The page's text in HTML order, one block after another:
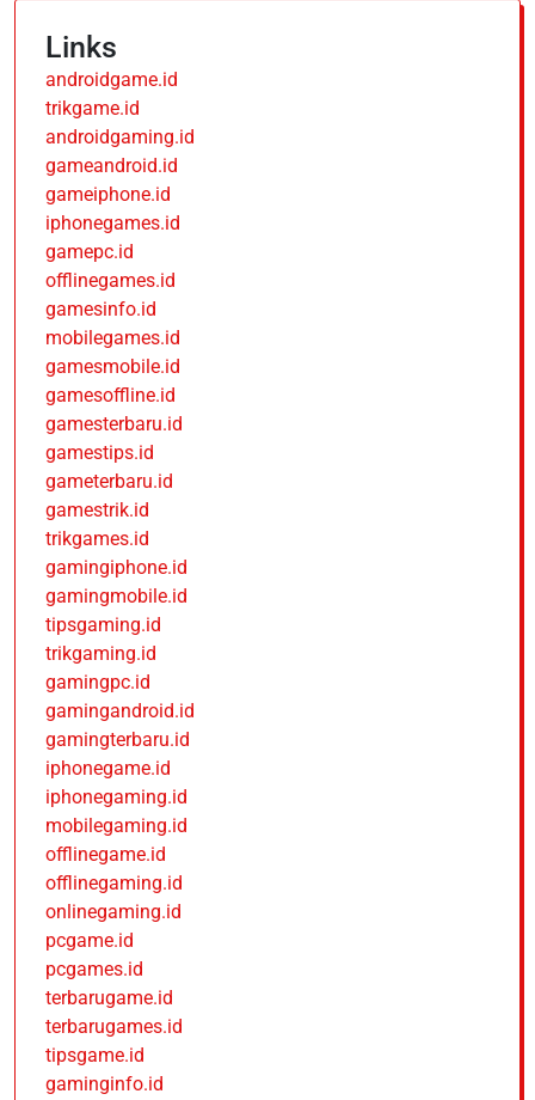
Links
androidgame.id
trikgame.id
androidgaming.id
gameandroid.id
gameiphone.id
iphonegames.id
gamepc.id
offlinegames.id
gamesinfo.id
mobilegames.id
gamesmobile.id
gamesoffline.id
gamesterbaru.id
gamestips.id
gameterbaru.id
gamestrik.id
trikgames.id
gamingiphone.id
gamingmobile.id
tipsgaming.id
trikgaming.id
gamingpc.id
gamingandroid.id
gamingterbaru.id
iphonegame.id
iphonegaming.id
mobilegaming.id
offlinegame.id
offlinegaming.id
onlinegaming.id
pcgame.id
pcgames.id
terbarugame.id
terbarugames.id
tipsgame.id
gaminginfo.id